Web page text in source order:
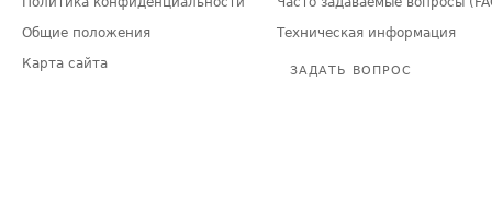
Общие положения
Карта сайта
Техническая информация
ЗАДАТЬ ВОПРОС